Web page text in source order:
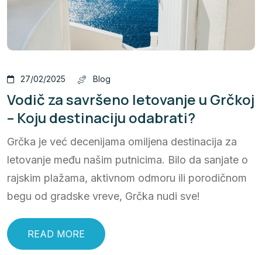
27/02/2025 Blog
Vodič za savršeno letovanje u Grčkoj
– Koju destinaciju odabrati?
Grčka je već decenijama omiljena destinacija za
letovanje među našim putnicima. Bilo da sanjate o
rajskim plažama, aktivnom odmoru ili porodičnom
begu od gradske vreve, Grčka nudi sve!
READ MORE